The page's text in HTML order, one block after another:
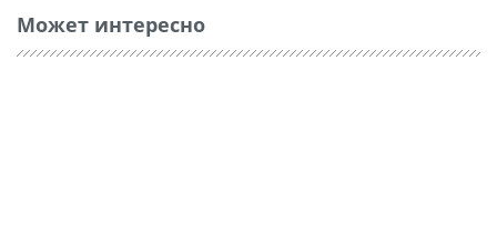
Может интересно